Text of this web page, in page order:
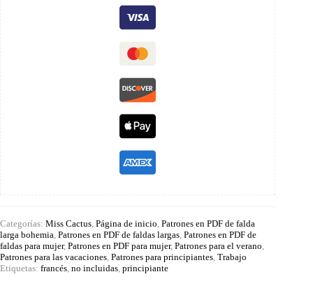
Categorías: Miss Cactus Página de inicio Patrones en PDF de falda
larga bohemia Patrones en PDF de faldas largas Patrones en PDF de
faldas para mujer, Patrones en PDF para mujer, Patrones para el verano
Patrones para las vacaciones Patrones para principiantes Trabajo
Etiquetas: francés no incluidas principiante